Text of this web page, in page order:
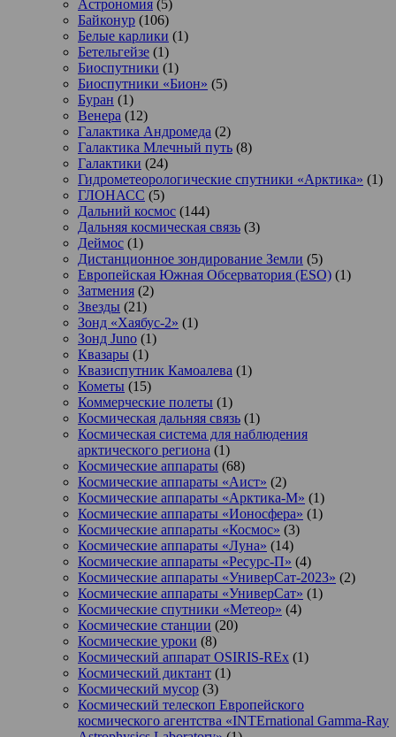
Астрономия (5)
Байконур (106)
Белые карлики (1)
Бетельгейзе (1)
Биоспутники (1)
Биоспутники «Бион» (5)
Буран (1)
Венера (12)
Галактика Андромеда (2)
Галактика Млечный путь (8)
Галактики (24)
Гидрометеорологические спутники «Арктика» (1)
ГЛОНАСС (5)
Дальний космос (144)
Дальняя космическая связь (3)
Деймос (1)
Дистанционное зондирование Земли (5)
Европейская Южная Обсерватория (ESO) (1)
Затмения (2)
Звезды (21)
Зонд «Хаябус-2» (1)
Зонд Juno (1)
Квазары (1)
Квазиспутник Камоалева (1)
Кометы (15)
Коммерческие полеты (1)
Космическая дальняя связь (1)
Космическая система для наблюдения
арктического региона (1)
Космические аппараты (68)
Космические аппараты «Аист» (2)
Космические аппараты «Арктика-М» (1)
Космические аппараты «Ионосфера» (1)
Космические аппараты «Космос» (3)
Космические аппараты «Луна» (14)
Космические аппараты «Ресурс-П» (4)
Космические аппараты «УниверСат-2023» (2)
Космические аппараты «УниверСат» (1)
Космические спутники «Метеор» (4)
Космические станции (20)
Космические уроки (8)
Космический аппарат OSIRIS-REx (1)
Космический диктант (1)
Космический мусор (3)
Космический телескоп Европейского
космического агентства «INTErnational Gamma-Ray